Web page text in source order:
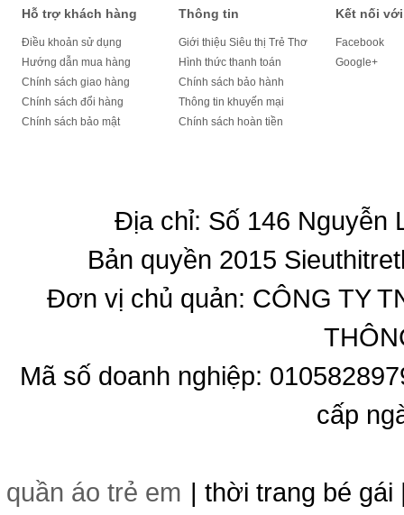
Hỗ trợ khách hàng
Điều khoản sử dụng
Hướng dẫn mua hàng
Chính sách giao hàng
Chính sách đổi hàng
Chính sách bảo mật
Thông tin
Giới thiệu Siêu thị Trẻ Thơ
Hình thức thanh toán
Chính sách bảo hành
Thông tin khuyến mại
Chính sách hoàn tiền
Kết nối
Facebook
Google+
Địa chỉ: Số 146 Nguyễn
Bản quyền 2015
Đơn vị chủ quản: CÔNG TY
Mã số doanh nghiệp:
cấp
quần áo trẻ em | thời trang bé gái